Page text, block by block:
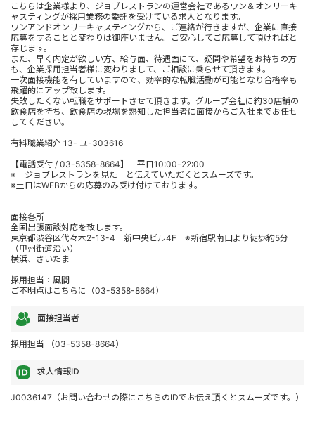
こちらは企業様より、ジョブレストランの運営会社であるワン＆オンリーキ
ャスティングが採用業務の委託を受けている求人となります。
ワンアンドオンリーキャスティングから、ご連絡が行きますが、企業に直接
応募をすることと変わりは御座いません。ご安心してご応募して頂ければと
存じます。
また、早く内定が欲しい方、給与面、待遇面にて、疑問や希望をお持ちの方
も、企業採用担当者様に変わりまして、ご相談に乗らせて頂きます。
一次面接機能を有していますので、効率的な転職活動が可能となり合格率も
飛躍的にアップ致します。
失敗したくない転職をサポートさせて頂きます。グループ会社に約30店舗の
飲食店を持ち、飲食店の現場を熟知した担当者に面接からご入社までお任せ
してください。
有料職業紹介 13- ユ-303616
【電話受付 / 03-5358-8664】 平日10:00-22:00
※「ジョブレストランを見た」と伝えていただくとスムーズです。
※土日はWEBからの応募のみ受け付けております。
面接各所
全国出張面談対応を致します。
東京都渋谷区代々木2-13-4 新中央ビル4F ※新宿駅南口より徒歩約5分
（甲州街道沿い）
横浜、さいたま
採用担当：風間
ご不明点はこちらに（03-5358-8664）
面接担当者
採用担当 （03-5358-8664）
求人情報ID
J0036147（お問い合わせの際にこちらのIDでお伝え頂くとスムーズです。）